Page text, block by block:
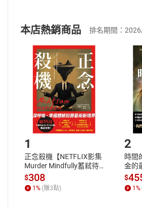
(二)消費者訂購本店鋪之
且已下載/存取電子書，不得
退貨方式：您欲取消訂單或
貨」，本店鋪將依您的申請
請注意，樂天市場須以整筆
挑選商品
Choose
購書後，如何開始使
Step1.選擇閱讀載具
本店熱銷商品 排名期間：
1
正念殺機【NETFLIX影集
Murder Mindfully蓄弒待
發】【電子書】
$308
1 % (賺3點)
2
時間
金的
$
1 %